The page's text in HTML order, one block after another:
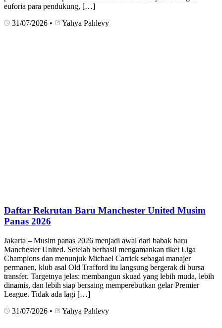
euforia para pendukung, […]
31/07/2026 • Yahya Pahlevy
Daftar Rekrutan Baru Manchester United Musim
Panas 2026
Jakarta – Musim panas 2026 menjadi awal dari babak baru
Manchester United. Setelah berhasil mengamankan tiket Liga
Champions dan menunjuk Michael Carrick sebagai manajer
permanen, klub asal Old Trafford itu langsung bergerak di bursa
transfer. Targetnya jelas: membangun skuad yang lebih muda, lebih
dinamis, dan lebih siap bersaing memperebutkan gelar Premier
League. Tidak ada lagi […]
31/07/2026 • Yahya Pahlevy